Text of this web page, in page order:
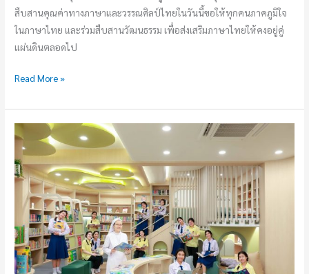
สืบสานคุณค่าทางภาษาและวรรณศิลป์ไทยในวันนี้ขอให้ทุกคนภาคภูมิใจ
ในภาษาไทย และร่วมสืบสานวัฒนธรรม เพื่อส่งเสริมภาษาไทยให้คงอยู่คู่
แผ่นดินตลอดไป
Read More »
เปิด
ห้อง
สมุด
ใหม่
Library